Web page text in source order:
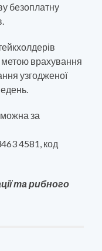
безоплатну
метою врахування
узгодженої
можна за
4581, код
та рибного